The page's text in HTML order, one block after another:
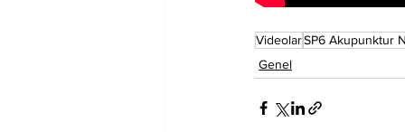
VideolarSP6 Akupunktur
Genel